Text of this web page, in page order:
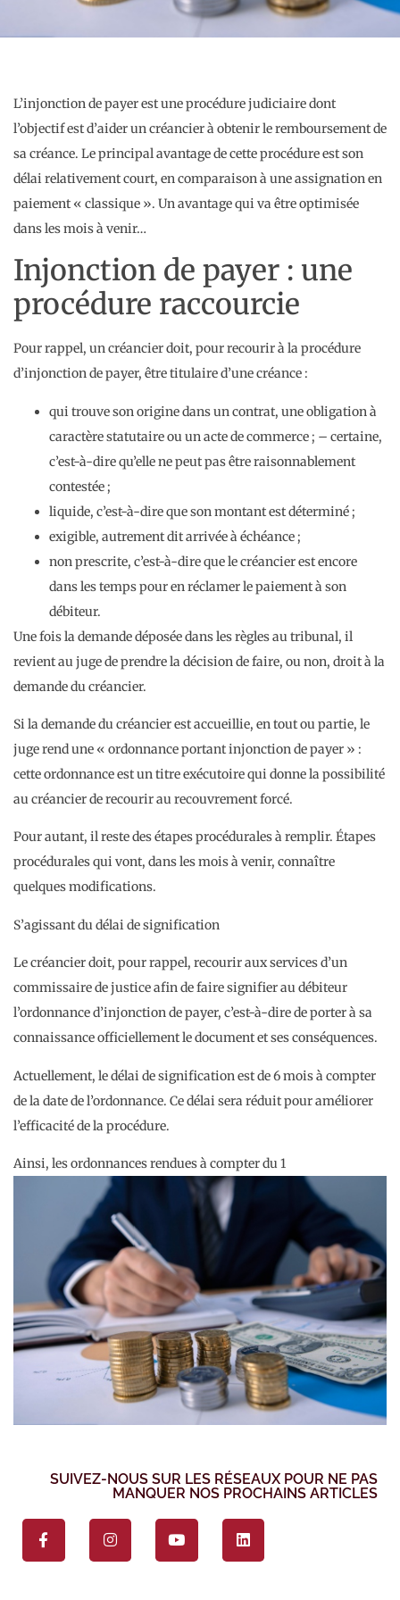
L’injonction de payer est une procédure judiciaire dont
l’objectif est d’aider un créancier à obtenir le remboursement de
sa créance. Le principal avantage de cette procédure est son
délai relativement court, en comparaison à une assignation en
paiement « classique ». Un avantage qui va être optimisée
dans les mois à venir…
Injonction de payer : une
procédure raccourcie
Pour rappel, un créancier doit, pour recourir à la procédure
d’injonction de payer, être titulaire d’une créance :
qui trouve son origine dans un contrat, une obligation à
caractère statutaire ou un acte de commerce ; – certaine,
c’est-à-dire qu’elle ne peut pas être raisonnablement
contestée ;
liquide, c’est-à-dire que son montant est déterminé ;
exigible, autrement dit arrivée à échéance ;
non prescrite, c’est-à-dire que le créancier est encore
dans les temps pour en réclamer le paiement à son
débiteur.
Une fois la demande déposée dans les règles au tribunal, il
revient au juge de prendre la décision de faire, ou non, droit à la
demande du créancier.
Si la demande du créancier est accueillie, en tout ou partie, le
juge rend une « ordonnance portant injonction de payer » :
cette ordonnance est un titre exécutoire qui donne la possibilité
au créancier de recourir au recouvrement forcé.
Pour autant, il reste des étapes procédurales à remplir. Étapes
procédurales qui vont, dans les mois à venir, connaître
quelques modifications.
S’agissant du délai de signification
Le créancier doit, pour rappel, recourir aux services d’un
commissaire de justice afin de faire signifier au débiteur
l’ordonnance d’injonction de payer, c’est-à-dire de porter à sa
connaissance officiellement le document et ses conséquences.
Actuellement, le délai de signification est de 6 mois à compter
de la date de l’ordonnance. Ce délai sera réduit pour améliorer
l’efficacité de la procédure.
Ainsi, les ordonnances rendues à compter du 1
SUIVEZ-NOUS SUR LES RÉSEAUX POUR NE PAS
MANQUER NOS PROCHAINS ARTICLES